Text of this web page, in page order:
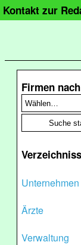
Kontakt zur
Firmen
Ärzte
Verwaltung